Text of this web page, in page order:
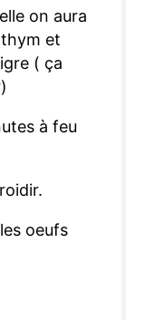
on aura
et
( ça
à feu
oeufs